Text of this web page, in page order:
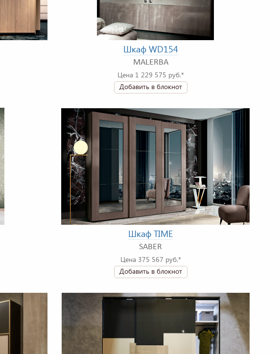
Шкаф WD154
MALERBA
Цена 1 229 575 руб.*
Добавить в блокнот
Шкаф TIME
SABER
Цена 375 567 руб.*
Добавить в блокнот